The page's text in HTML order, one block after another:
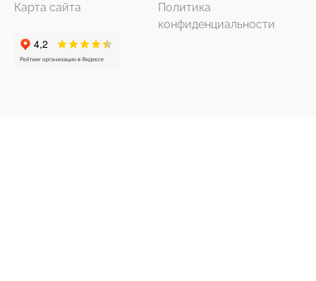
Карта сайта
Политика
конфиденциальности